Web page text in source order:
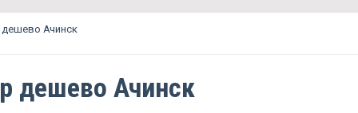
Ачинск
дешево Ачинск